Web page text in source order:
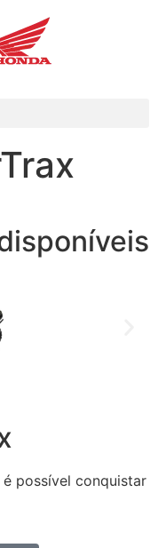
possível conquistar